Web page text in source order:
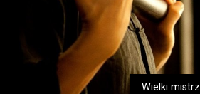
Wielki mistrz